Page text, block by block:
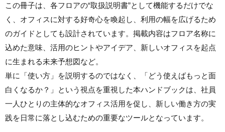
この冊子は、各フロアの“取扱説明書”として機能するだけでな
く、オフィスに対する好奇心を喚起し、利用の幅を広げるため
のガイドとしても設計されています。掲載内容はフロア名称に
込めた意味、活用のヒントやアイデア、新しいオフィスを起点
に生まれる未来予想図など。
単に「使い方」を説明するのではなく、「どう使えばもっと面
白くなるか？」という視点を重視した本ハンドブックは、社員
一人ひとりの主体的なオフィス活用を促し、新しい働き方の実
践を日常に落とし込むための重要なツールとなっています。